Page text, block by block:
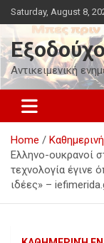
Skip
to
content
Saturday, August 8,
Αντικειμενική
Home
Ελληνο-ουκρανοί
τεχνολογία έγινε
ιδέες» –